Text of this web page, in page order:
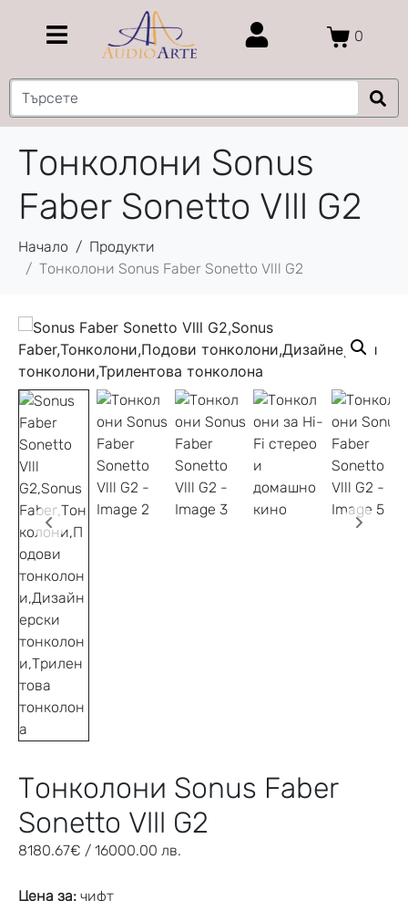
0
Тонколони Sonus
Faber Sonetto Vlll G2
Начало
Продукти
Тонколони Sonus Faber Sonetto Vlll G2
Тонколони Sonus Faber
Sonetto Vlll G2
8180.67€ / 16000.00 лв.
Цена за: чифт